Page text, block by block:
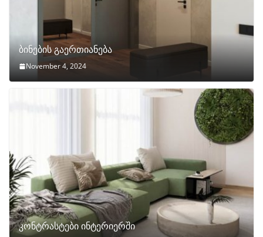
ბინების გაერთიანება
November 4, 2024
კონტრასტები ინტერიერში